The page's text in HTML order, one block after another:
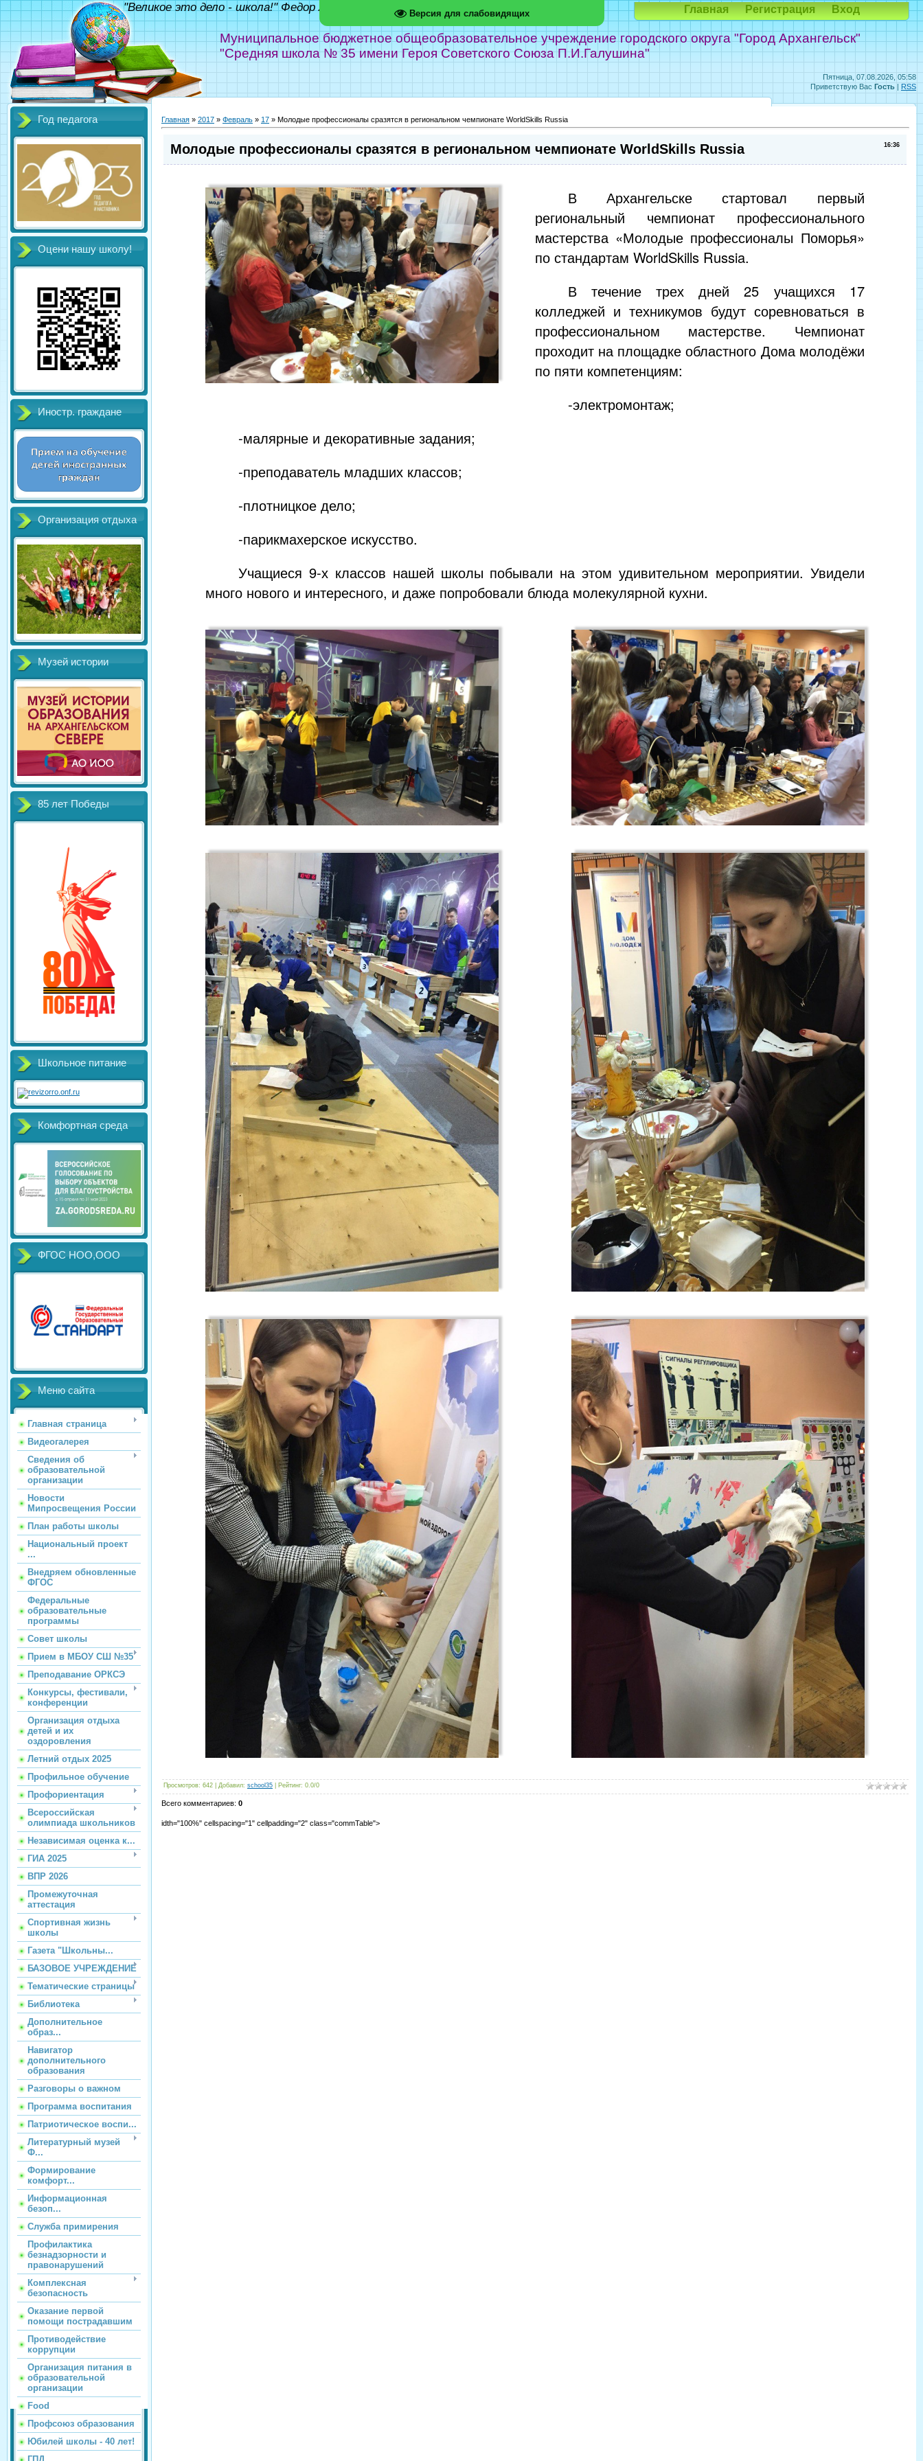
Версия для слабовидящих
Пятница, 07.08.2026, 05:58
Приветствую Вас Гость | RSS
Муниципальное бюджетное общеобразовательное учреждение городского округа "Город Архангельск"
"Средняя школа № 35 имени Героя Советского Союза П.И.Галушина"
"Великое это дело - школа!" Федор Абрамов Главная Регистрация Вход
Год педагога
Оцени нашу школу!
Иностр. граждане
Организация отдыха
Музей истории
85 лет Победы
Школьное питание
Комфортная среда
ФГОС НОО,ООО
Меню сайта
Главная страница
Видеогалерея
Сведения об
образовательной
организации
Новости
Мипросвещения России
План работы школы
Национальный проект
...
Внедряем обновленные
ФГОС
Федеральные
образовательные
программы
Совет школы
Прием в МБОУ СШ №35
Преподавание ОРКСЭ
Конкурсы, фестивали,
конференции
Организация отдыха
детей и их
оздоровления
Летний отдых 2025
Профильное обучение
Профориентация
Всероссийская
олимпиада школьников
Независимая оценка к...
ГИА 2025
ВПР 2026
Промежуточная
аттестация
Спортивная жизнь
школы
Газета "Школьны...
БАЗОВОЕ УЧРЕЖДЕНИЕ
Тематические страницы
Библиотека
Дополнительное
образ...
Навигатор
дополнительного
образования
Разговоры о важном
Программа воспитания
Патриотическое воспи...
Литературный музей
Ф...
Формирование
комфорт...
Информационная
безоп...
Служба примирения
Профилактика
безнадзорности и
правонарушений
Комплексная
безопасность
Оказание первой
помощи пострадавшим
Противодействие
коррупции
Организация питания в
образовательной
организации
Food
Профсоюз образования
Юбилей школы - 40 лет!
Главная » 2017 » Февраль » 17 » Молодые профессионалы сразятся в региональном чемпионате WorldSkills Russia
16:36
Молодые профессионалы сразятся в региональном чемпионате WorldSkills Russia
В Архангельске стартовал первый
региональный чемпионат профессионального
мастерства «Молодые профессионалы Поморья»
по стандартам WorldSkills Russia.
В течение трех дней 25 учащихся 17
колледжей и техникумов будут соревноваться в
профессиональном мастерстве. Чемпионат
проходит на площадке областного Дома молодёжи
по пяти компетенциям:
-электромонтаж;
-малярные и декоративные задания;
-преподаватель младших классов;
-плотницкое дело;
-парикмахерское искусство.
Учащиеся 9-х классов нашей школы побывали на этом удивительном мероприятии. Увидели
много нового и интересного, и даже попробовали блюда молекулярной кухни.
Просмотров: 642 Добавил: school35 Рейтинг: 0.0/0
Всего комментариев: 0
idth="100%" cellspacing="1" cellpadding="2" class="commTable">